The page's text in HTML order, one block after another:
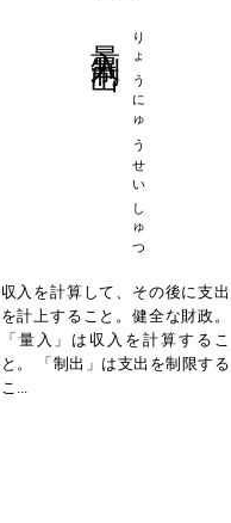
りょうにゅうせいしゅつ
収入を計算して、その後に支出
を計上すること。健全な財政。
「量入」は収入を計算するこ
と。 「制出」は支出を制限する
こ...